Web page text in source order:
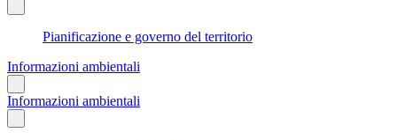
Pianificazione e governo del territorio
Informazioni ambientali
Informazioni ambientali